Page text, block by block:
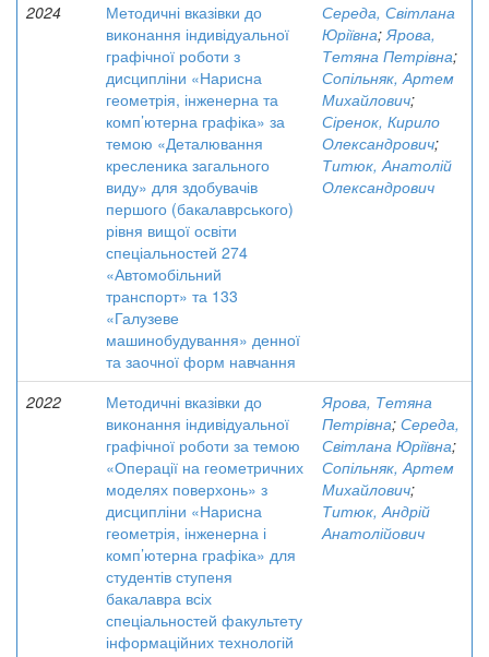
2024
Методичні вказівки до
виконання індивідуальної
графічної роботи з
дисципліни «Нарисна
геометрія, інженерна та
комп’ютерна графіка» за
темою «Деталювання
кресленика загального
виду» для здобувачів
першого (бакалаврського)
рівня вищої освіти
спеціальностей 274
«Автомобільний
транспорт» та 133
«Галузеве
машинобудування» денної
та заочної форм навчання
Середа, Світлана
Юріївна;Ярова,
Тетяна Петрівна;
Сопільняк, Артем
Михайлович;
Сіренок, Кирило
Олександрович;
Титюк, Анатолій
Олександрович
2022
Методичні вказівки до
виконання індивідуальної
графічної роботи за темою
«Операції на геометричних
моделях поверхонь» з
дисципліни «Нарисна
геометрія, інженерна і
комп’ютерна графіка» для
студентів ступеня
бакалавра всіх
спеціальностей факультету
інформаційних технологій
Ярова, Тетяна
Петрівна; Середа,
Світлана Юріївна;
Сопільняк, Артем
Михайлович;
Титюк, Андрій
Анатолійович